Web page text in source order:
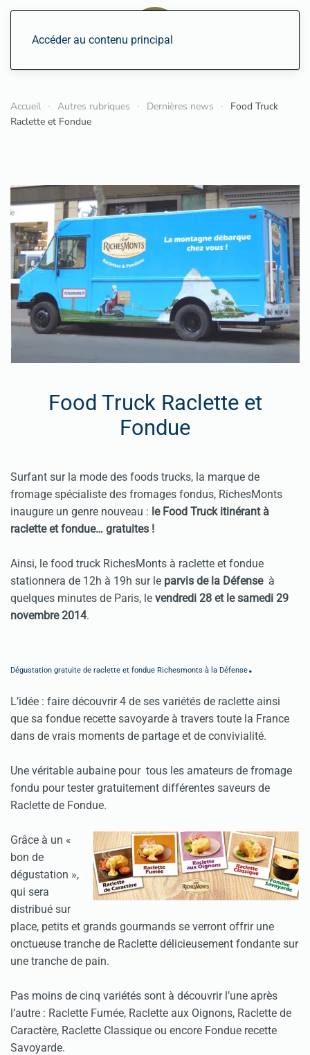
Accéder au contenu principal
Accueil Autres rubriques Dernières news
Food Truck
Raclette et Fondue
Food Truck Raclette et
Fondue
Surfant sur la mode des foods trucks, la marque de
fromage spécialiste des fromages fondus, RichesMonts
inaugure un genre nouveau : le Food Truck itinérant à
raclette et fondue… gratuites !
Ainsi, le food truck RichesMonts à raclette et fondue
stationnera de 12h à 19h sur le parvis de la Défenseà
quelques minutes de Paris, le vendredi 28 et le samedi 29
novembre 2014.
Dégustation gratuite de raclette et fondue Richesmonts à la Défense.
L’idée : faire découvrir 4 de ses variétés de raclette ainsi
que sa fondue recette savoyarde à travers toute la France
dans de vrais moments de partage et de convivialité.
Une véritable aubaine pour tous les amateurs de fromage
fondu pour tester gratuitement différentes saveurs de
Raclette de Fondue.
Grâce à un «
bon de
dégustation »,
qui sera
distribué sur
place, petits et grands gourmands se verront offrir une
onctueuse tranche de Raclette délicieusement fondante sur
une tranche de pain.
Pas moins de cinq variétés sont à découvrir l’une après
l’autre : Raclette Fumée, Raclette aux Oignons, Raclette de
Caractère, Raclette Classique ou encore Fondue recette
Savoyarde.